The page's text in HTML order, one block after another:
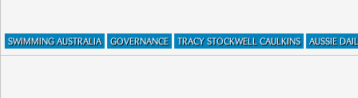
SWIMMING AUSTRALIA GOVERNANCE TRACY STOCKWELL CAULKINS AUSSIE